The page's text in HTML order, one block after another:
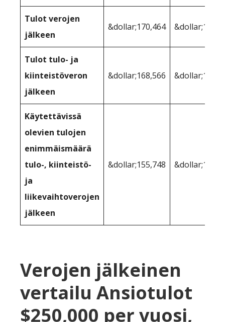
Tulot verojen
jälkeen
&dollar;170,464
Tulot tulo- ja
kiinteistöveron
jälkeen
&dollar;168,566
Käytettävissä
olevien tulojen
enimmäismäärä
tulo-, kiinteistö-
ja
liikevaihtoverojen
jälkeen
&dollar;155,748
Verojen jälkeinen
vertailu Ansiotulot
$250,000 per vuosi,